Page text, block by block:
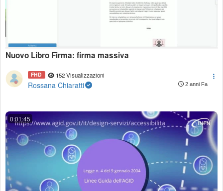
Nuovo Libro Firma: firma massiva
FHD 152 Visualizzazioni
Rossana Chiaratti 2 anni Fa
0:01:45